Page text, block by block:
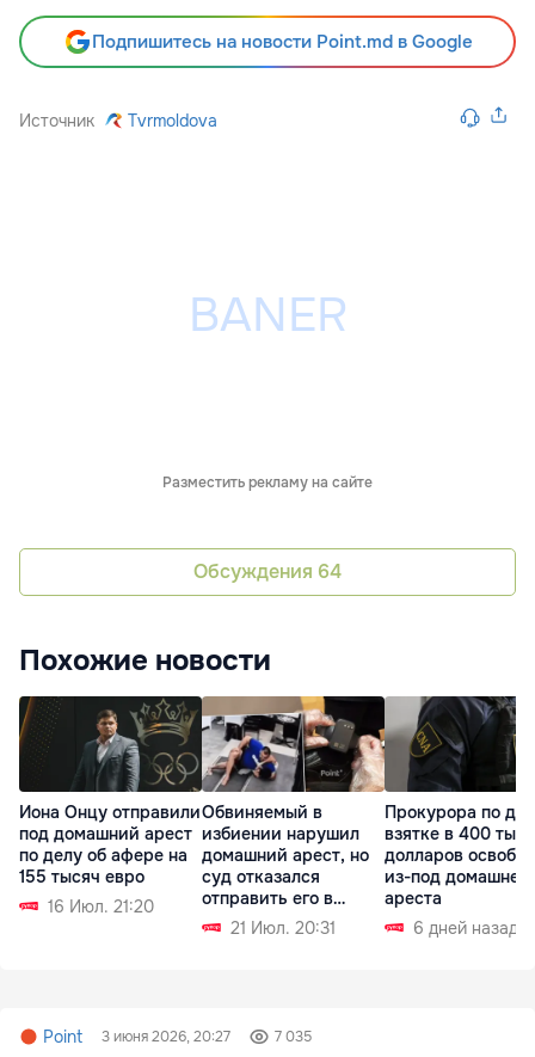
Подпишитесь на новости Point.md в Google
Источник Tvrmoldova
Разместить рекламу на сайте
Обсуждения 64
Похожие новости
Иона Онцу отправили
под домашний арест
по делу об афере на
155 тысяч евро
16 Июл. 21:20
Обвиняемый в
избиении нарушил
домашний арест, но
суд отказался
отправить его в
СИЗО21 Июл. 20:31
Прокурора по
взятке в 400
долларов
из-под домашнего
ареста
6 дней назад
Point 3 июня 2026, 20:27 7 035